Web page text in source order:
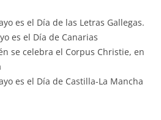
es el Día de las Letras Gallegas.
es el Día de Canarias
se celebra el Corpus Christie, en
es el Día de Castilla-La Mancha